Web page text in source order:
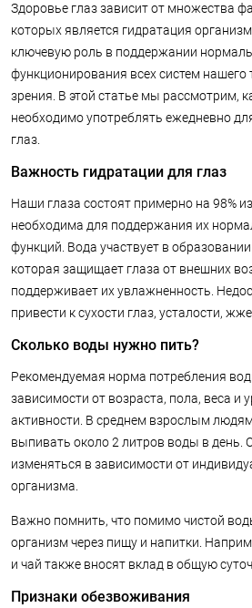
Здоровье глаз зависит от множества
которых является гидратация
ключевую роль в поддержании
функционирования всех систем нашего
зрения. В этой статье мы рассмотрим,
необходимо употреблять ежедневно
глаз.
Важность гидратации для глаз
Наши глаза состоят примерно на 98%
необходима для поддержания их
функций. Вода участвует в
которая защищает глаза от внешних
поддерживает их увлажненность.
привести к сухости глаз, усталости,
Сколько воды нужно пить?
Рекомендуемая норма потребления
зависимости от возраста, пола, веса и
активности. В среднем взрослым
выпивать около 2 литров воды в день.
изменяться в зависимости от
организма.
Важно помнить, что помимо чистой
организм через пищу и напитки.
и чай также вносят вклад в общую
Признаки обезвоживания